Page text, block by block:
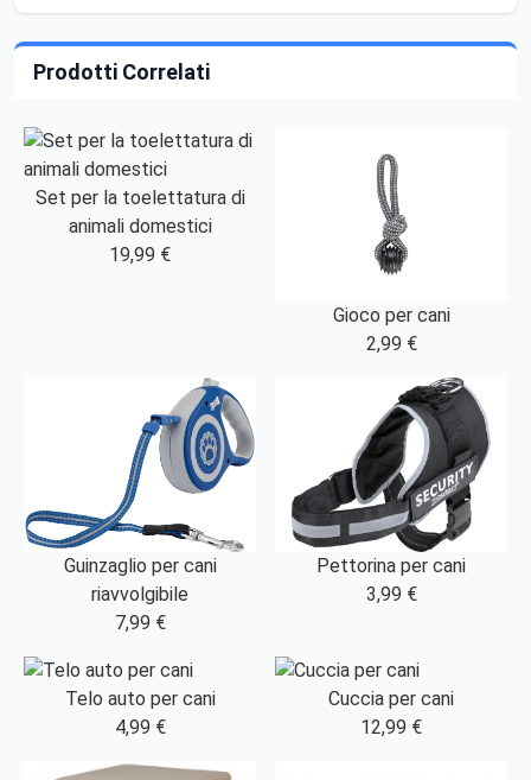
Prodotti Correlati
Set per la toelettatura di
animali domestici
19,99 €
Gioco per cani
2,99 €
Guinzaglio per cani
riavvolgibile
7,99 €
Pettorina per cani
3,99 €
Telo auto per cani
4,99 €
Cuccia per cani
12,99 €